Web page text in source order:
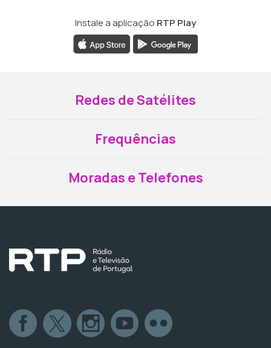
Instale a aplicação RTP Play
Redes de Satélites
Frequências
Moradas e Telefones